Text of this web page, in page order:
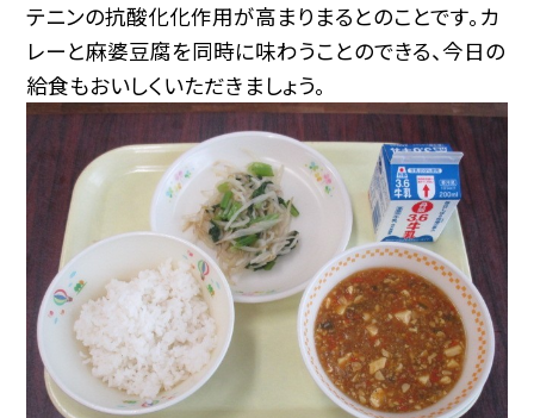
テニンの抗酸化化作用が高まりまるとのことです。カ
レーと麻婆豆腐を同時に味わうことのできる、今日の
給食もおいしくいただきましょう。